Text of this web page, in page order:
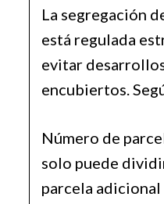
La segregación
está regulada
evitar
encubiertos.
Número de
solo puede
parcela adicional